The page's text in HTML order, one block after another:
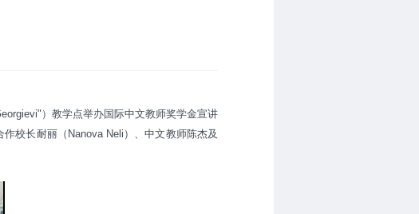
）教学点举办国际中文教师奖学金宣讲
校长耐丽（Nanova Neli）、中文教师陈杰及